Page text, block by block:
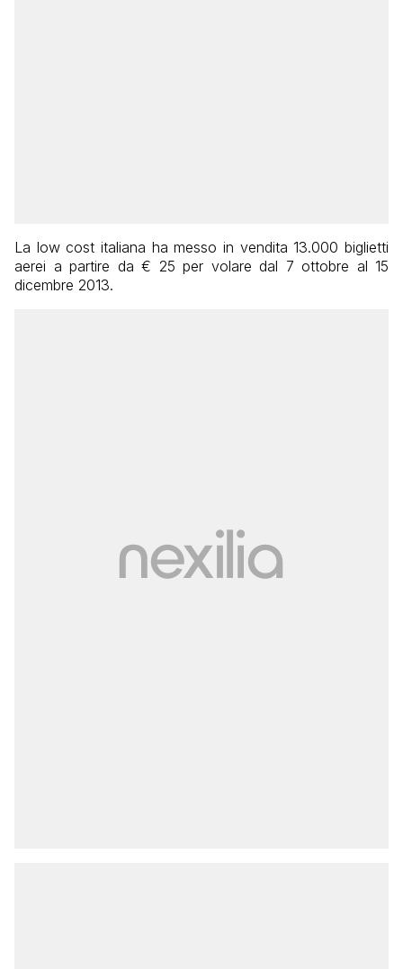
La low cost italiana ha messo in vendita 13.000 biglietti
aerei a partire da € 25 per volare dal 7 ottobre al 15
dicembre 2013.